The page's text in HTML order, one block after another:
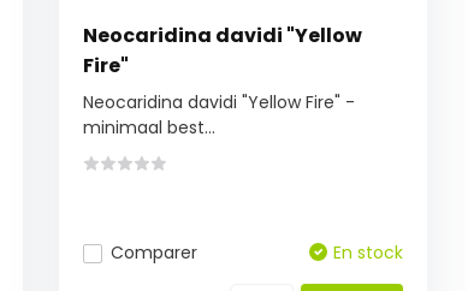
Neocaridina davidi "Yellow
Fire"
Neocaridina davidi "Yellow Fire" -
minimaal best...
Comparer En stock